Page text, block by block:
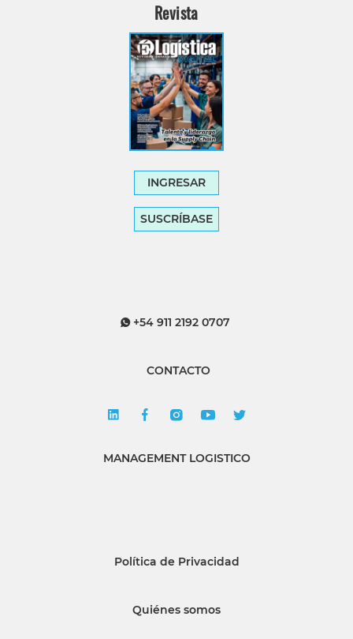
Revista
INGRESAR
SUSCRÍBASE
+54 911 2192 0707
CONTACTO
MANAGEMENT LOGISTICO
Política de Privacidad
Quiénes somos